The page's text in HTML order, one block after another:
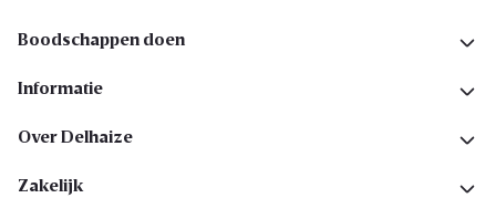
Boodschappen doen
Informatie
Over Delhaize
Zakelijk